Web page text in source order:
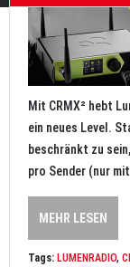
Mit CRMX² hebt
ein neues Level.
beschränkt zu
pro Sender (nur
MEHR LESEN
Tags: LUMENRADIO,